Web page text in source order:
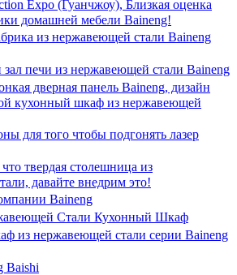
Expo (Гуанчжоу), Близкая оценка
домашней мебели Baineng!
из нержавеющей стали Baineng
печи из нержавеющей стали Baineng
дверная панель Baineng, дизайн
кухонный шкаф из нержавеющей
для того чтобы подгонять лазер
твердая столешница из
давайте внедрим это!
Baineng
Стали Кухонный Шкаф
из нержавеющей стали серии Baineng
Baishi